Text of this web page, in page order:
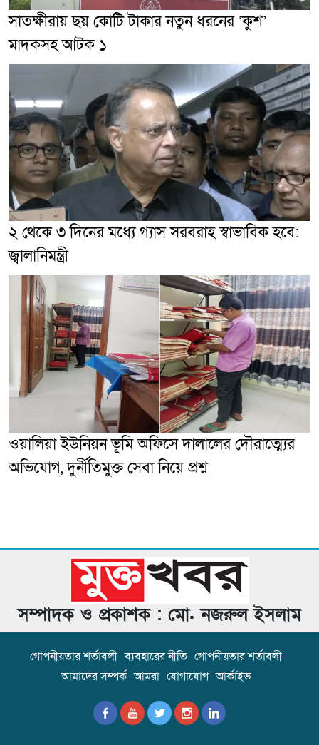
সাতক্ষীরায় ছয় কোটি টাকার নতুন ধরনের ‘কুশ’
মাদকসহ আটক ১
২ থেকে ৩ দিনের মধ্যে গ্যাস সরবরাহ স্বাভাবিক হবে:
জ্বালানিমন্ত্রী
ওয়ালিয়া ইউনিয়ন ভূমি অফিসে দালালের দৌরাত্ম্যের
অভিযোগ, দুর্নীতিমুক্ত সেবা নিয়ে প্রশ্ন
সম্পাদক ও প্রকাশক : মো. নজরুল ইসলাম
গোপনীয়তার শর্তাবলী ব্যবহারের নীতি গোপনীয়তার শর্তাবলী
আমাদের সম্পর্ক আমরা যোগাযোগ আর্কাইভ